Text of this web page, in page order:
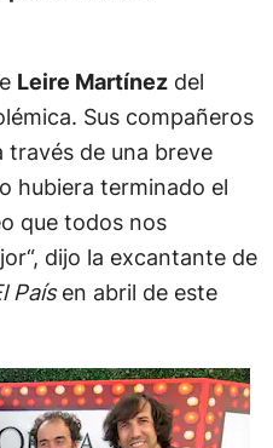
Leire Martínezdel
Sus compañeros
través de una breve
hubiera terminado el
que todos nos
dijo la excantante de
Paísen abril de este